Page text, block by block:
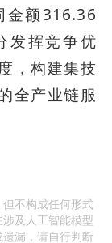
金额316.36
发挥竞争优
，构建集技
全产业链服
不构成任何形式
及人工智能模型
漏，请自行判断